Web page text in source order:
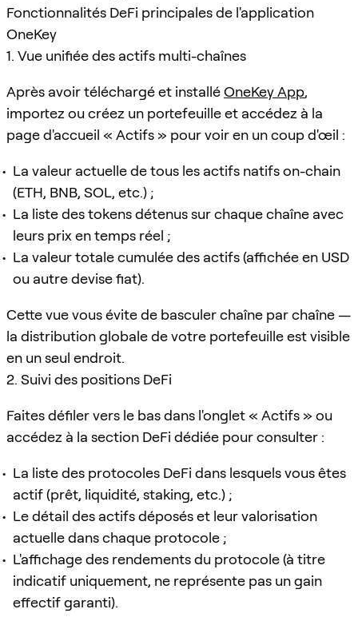
Fonctionnalités DeFi principales de l'application
OneKey
1. Vue unifiée des actifs multi-chaînes
Après avoir téléchargé et installéOneKey App,
importez ou créez un portefeuille et accédez à la
page d'accueil « Actifs » pour voir en un coup d'œil :
La valeur actuelle de tous les actifs natifs on-chain
(ETH, BNB, SOL, etc.) ;
La liste des tokens détenus sur chaque chaîne avec
leurs prix en temps réel ;
La valeur totale cumulée des actifs (affichée en USD
ou autre devise fiat).
Cette vue vous évite de basculer chaîne par chaîne —
la distribution globale de votre portefeuille est visible
en un seul endroit.
2. Suivi des positions DeFi
Faites défiler vers le bas dans l'onglet « Actifs » ou
accédez à la section DeFi dédiée pour consulter :
La liste des protocoles DeFi dans lesquels vous êtes
actif (prêt, liquidité, staking, etc.) ;
Le détail des actifs déposés et leur valorisation
actuelle dans chaque protocole ;
L'affichage des rendements du protocole (à titre
indicatif uniquement, ne représente pas un gain
effectif garanti).